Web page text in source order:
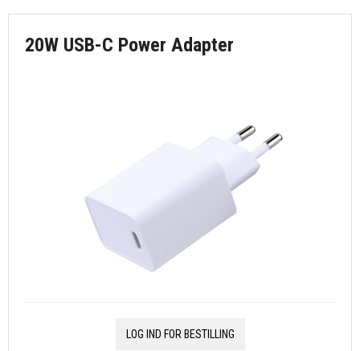
20W USB-C Power Adapter
LOG IND FOR BESTILLING